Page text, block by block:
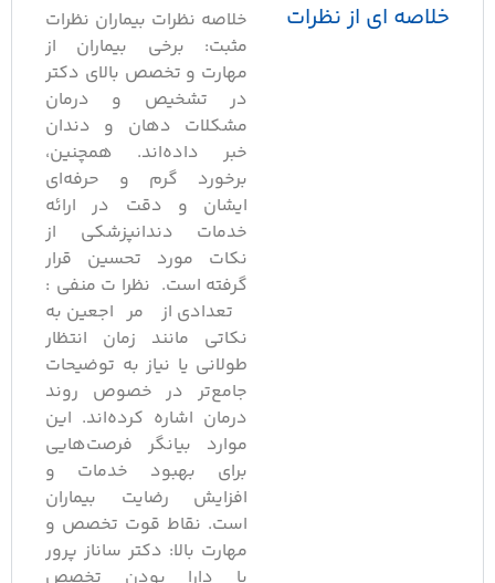
خلاصه ای از نظرات
خلاصه نظرات بیماران نظرات
مثبت: برخی بیماران از
مهارت و تخصص بالای دکتر
در تشخیص و درمان
مشکلات دهان و دندان
خبر داده‌اند. همچنین،
برخورد گرم و حرفه‌ای
ایشان و دقت در ارائه
خدمات دندانپزشکی از
نکات مورد تحسین قرار
گرفته است. نظرات منفی:
تعدادی از مراجعین به
نکاتی مانند زمان انتظار
طولانی یا نیاز به توضیحات
جامع‌تر در خصوص روند
درمان اشاره کرده‌اند. این
موارد بیانگر فرصت‌هایی
برای بهبود خدمات و
افزایش رضایت بیماران
است. نقاط قوت تخصص و
مهارت بالا: دکتر ساناز پرور